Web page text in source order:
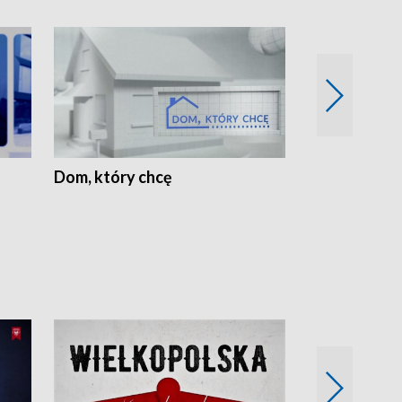
Dom, który chcę